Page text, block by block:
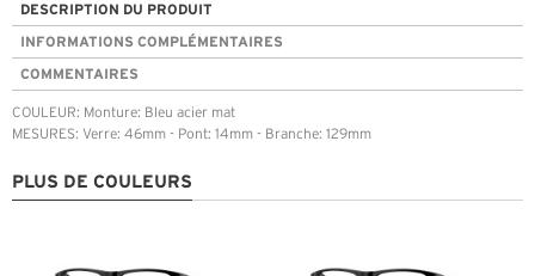
DESCRIPTION DU PRODUIT
INFORMATIONS COMPLÉMENTAIRES
COMMENTAIRES
COULEUR: Monture: Bleu acier mat
MESURES: Verre: 46mm - Pont: 14mm - Branche: 129mm
PLUS DE COULEURS